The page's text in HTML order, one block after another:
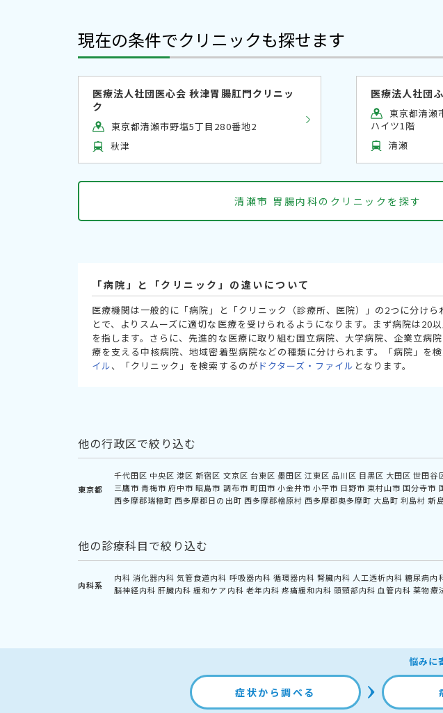
現在の条件でクリニックも探せます
医療法人社団医心会 秋津胃腸肛門クリニッ
ク
東京都清瀬市野塩5丁目280番地2
秋津
医療法人社団
東京都清瀬
ハイツ1階
清瀬
清瀬市 胃腸内科のクリニックを探す
「病院」と「クリニック」の違いについて
医療機関は一般的に「病院」と「クリニック（診療所、医院）」の2つに分けら
とで、よりスムーズに適切な医療を受けられるようになります。まず病院は20
を指します。さらに、先進的な医療に取り組む国立病院、大学病院、企業立病
療を支える中核病院、地域密着型病院などの種類に分けられます。「病院」を
イル、「クリニック」を検索するのが ドクターズ・ファイル となります。
他の行政区で絞り込む
東京都
千代田区 中央区 港区 新宿区 文京区 台東区 墨田区 江東区 品川区 目黒区 大田区 世田谷
三鷹市 青梅市 府中市 昭島市 調布市 町田市 小金井市 小平市 日野市 東村山市 国分寺市
西多摩郡瑞穂町 西多摩郡日の出町 西多摩郡檜原村 西多摩郡奥多摩町 大島町 利島村 新
他の診療科目で絞り込む
内科系
内科 消化器内科 気管食道内科 呼吸器内科 循環器内科 腎臓内科 人工透析内科 糖尿病内
脳神経内科 肝臓内科 緩和ケア内科 老年内科 疼痛緩和内科 頭頸部内科 血管内科 薬物療
悩みに
症状から調べる